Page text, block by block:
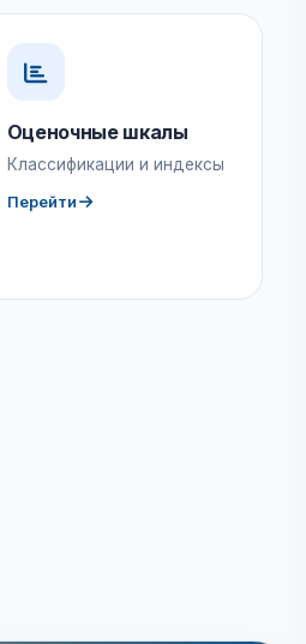
Оценочные шкалы
Классификации и индексы
Перейти